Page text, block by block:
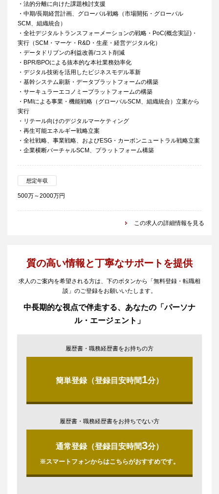
・法的分離に向けた課題検討支援
・中期/長期経営計画、グローバル戦略（市場開拓・グローバル
SCM、組織統合）
・全社デジタルトランスフォーメーションの戦略・PoC(概念実証)・
実行（SCM・マーケ・R&D・生産・経営デジタル化）
・データドリブンの利益改善/コスト削減
・BPR/BPOによる抜本的な本社業務効率化
・デジタル技術を活用したビジネスモデル革新
・基幹システム刷新・データプラットフォームの構築
・サーキュラーエコノミープラットフォームの構築
・PMIによる事業・機能戦略（グローバルSCM、組織統合）立案から
実行
・リテール向けのデジタルマーケティング
・再生可能エネルギー戦略立案
・全社戦略、事業戦略、およびESG・カーボンニュートラル戦略立案
・企業横断バーチャルSCM、プラットフォーム構築
想定年収
500万～2000万円
この求人の詳細情報を見る
質の高い情報と丁寧なサポートを提供
求人のご案内を希望される方は、下のボタンから「無料登録・転職相
談」のご登録をお願いいたします。
中長期的な視点で伴走する、あなたの「パーソナ
ル・エージェント」
履歴書・職務経歴書をお持ちの方
簡単登録（登録目安時間1分）
履歴書・職務経歴書をお持ちでない方
通常登録（登録目安時間3分）
※スマートフォンからはこちらがおすすめです。